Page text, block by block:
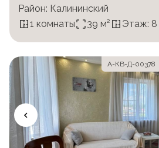
Район: Калининский
1 комнаты
39 м² Этаж: 8
А-КВ-Д-00378